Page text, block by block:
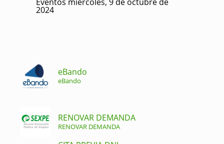
2024
eBando
eBando
RENOVAR DEMANDA
RENOVAR DEMANDA